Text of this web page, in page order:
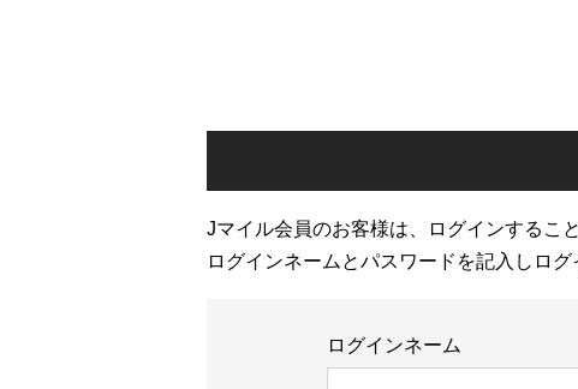
Jマイル会員のお客様は、ログインするこ
ログインネームとパスワードを記入しログ
ログインネーム